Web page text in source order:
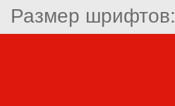
Размер шрифтов: